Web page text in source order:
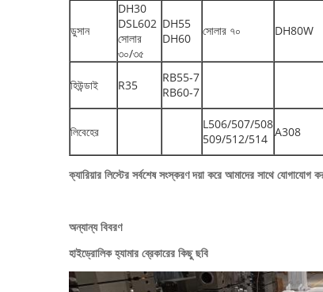
ডুসান
DH30
DSL602
সোলার
৩০/৩৫
DH55
DH60
সোলার ৭০ DH80W
হিউন্ডাই R35
RB55-7
RB60-7
লিবেহের
L506/507/508
509/512/514 A308
ক্যারিয়ার লিস্টের সর্বশেষ সংস্করণ দয়া করে আমাদের সাথে
অন্যান্য বিবরণ
হাইড্রোলিক হ্যামার ব্রেকারের কিছু ছবি